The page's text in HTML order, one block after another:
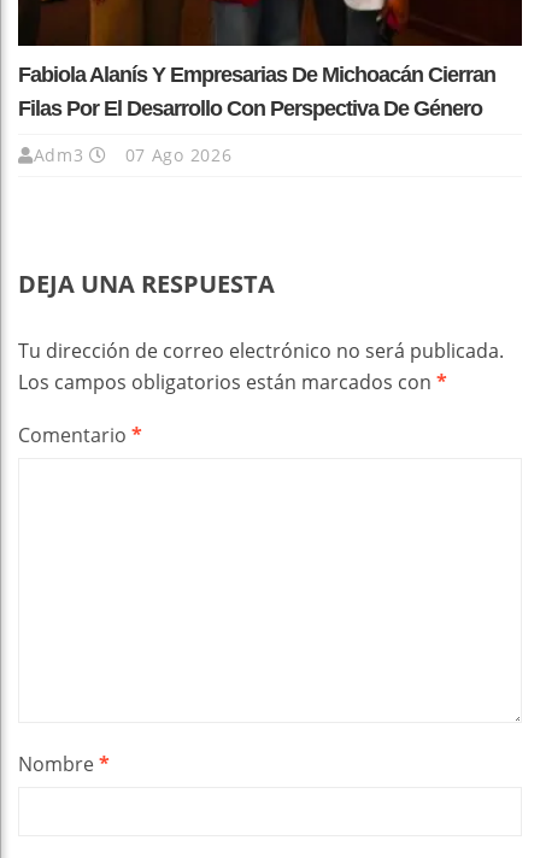
Fabiola Alanís Y Empresarias De Michoacán Cierran
Filas Por El Desarrollo Con Perspectiva De Género
Adm3 07 Ago 2026
DEJA UNA RESPUESTA
Tu dirección de correo electrónico no será publicada.
Los campos obligatorios están marcados con *
Comentario *
Nombre*